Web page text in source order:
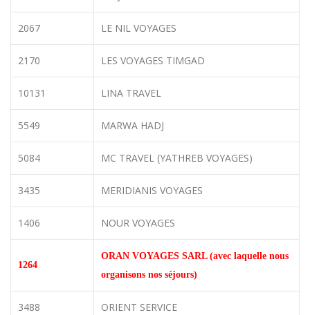
2067 LE NIL VOYAGES
2170 LES VOYAGES TIMGAD
10131 LINA TRAVEL
5549 MARWA HADJ
5084 MC TRAVEL (YATHREB VOYAGES)
3435 MERIDIANIS VOYAGES
1406 NOUR VOYAGES
1264
ORAN VOYAGES SARL (avec laquelle nous
organisons nos séjours)
3488 ORIENT SERVICE